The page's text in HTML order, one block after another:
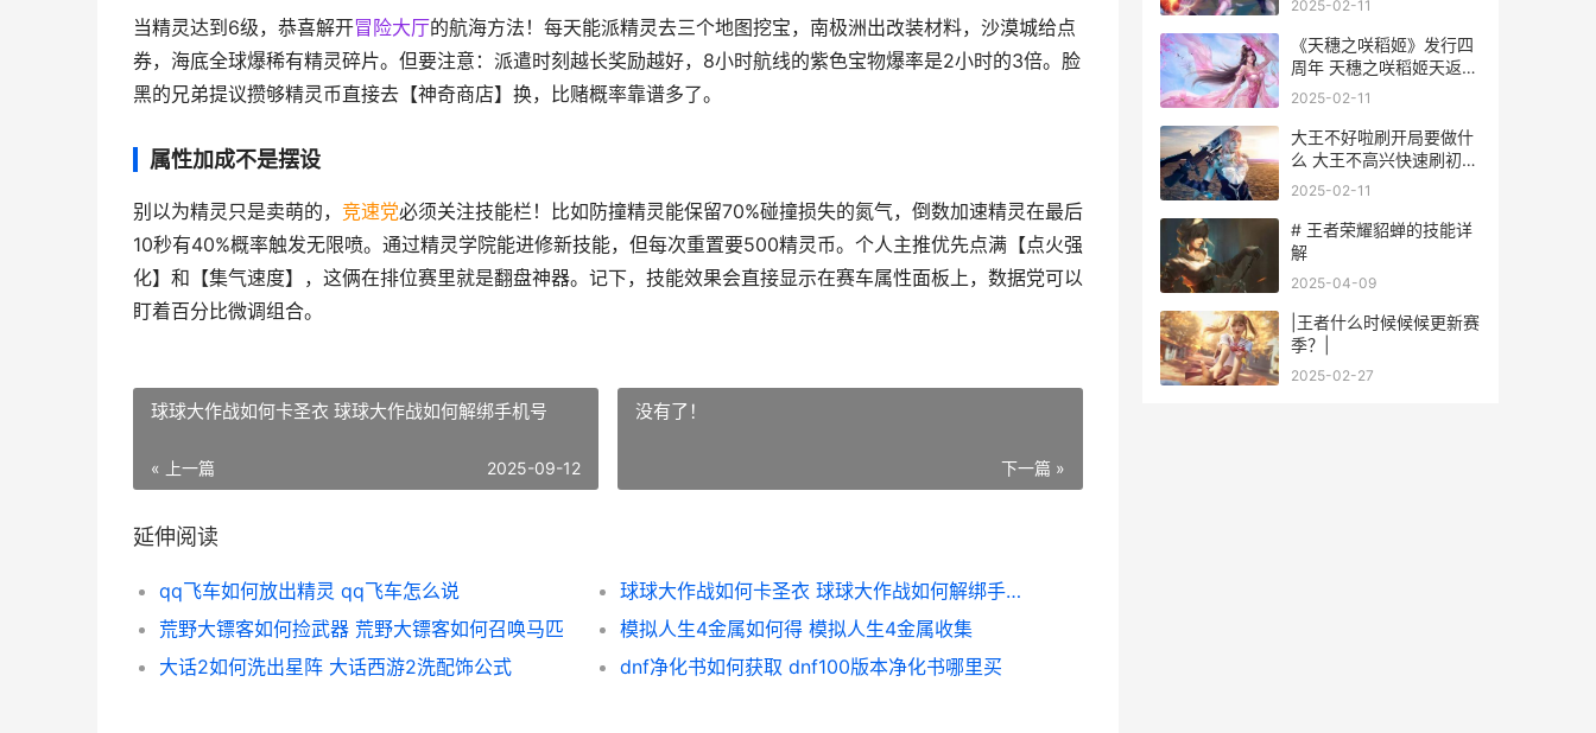
当精灵达到6级，恭喜解开冒险大厅的航海方法！每天能派精灵去三个地图挖宝，南极洲出改装材料，沙漠城给点
券，海底全球爆稀有精灵碎片。但要注意：派遣时刻越长奖励越好，8小时航线的紫色宝物爆率是2小时的3倍。脸
黑的兄弟提议攒够精灵币直接去【神奇商店】换，比赌概率靠谱多了。
属性加成不是摆设
别以为精灵只是卖萌的， 竞速党必须关注技能栏！比如防撞精灵能保留70%碰撞损失的氮气，倒数加速精灵在最后
10秒有40%概率触发无限喷。通过精灵学院能进修新技能，但每次重置要500精灵币。个人主推优先点满【点火强
化】和【集气速度】，这俩在排位赛里就是翻盘神器。记下，技能效果会直接显示在赛车属性面板上，数据党可以
盯着百分比微调组合。
球球大作战如何卡圣衣 球球大作战如何解绑手机号
« 上一篇 2025-09-12
没有了！
下一篇 »
延伸阅读
qq飞车如何放出精灵 qq飞车怎么说
球球大作战如何卡圣衣 球球大作战如何解绑手机号
荒野大镖客如何捡武器 荒野大镖客如何召唤马匹
模拟人生4金属如何得 模拟人生4金属收集
大话2如何洗出星阵 大话西游2洗配饰公式
dnf净化书如何获取 dnf100版本净化书哪里买
2025-02-11
《天穗之咲稻姬》发行四
周年 天穗之咲稻姬天返宫
61层怎么解锁
2025-02-11
大王不好啦刷开局要做什
么 大王不高兴快速刷初
始:大王不高兴刷初始升星
2025-02-11
# 王者荣耀貂蝉的技能详
解
2025-04-09
|王者什么时候候候更新赛
季？|
2025-02-27